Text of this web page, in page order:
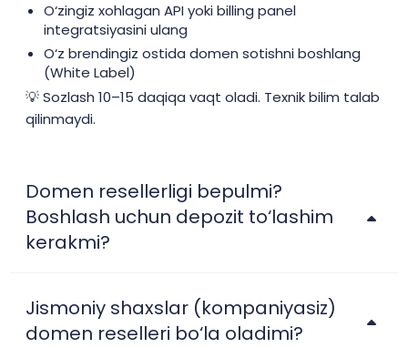
O‘zingiz xohlagan API yoki billing panel
integratsiyasini ulang
O‘z brendingiz ostida domen sotishni boshlang
(White Label)
💡 Sozlash 10–15 daqiqa vaqt oladi. Texnik bilim talab
qilinmaydi.
Domen resellerligi bepulmi?
Boshlash uchun depozit to‘lashim
kerakmi?
Jismoniy shaxslar (kompaniyasiz)
domen reselleri bo‘la oladimi?